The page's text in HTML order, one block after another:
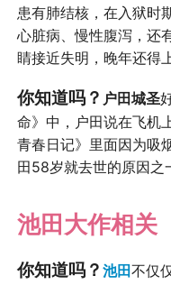
患有肺结核，在入狱时
心脏病、慢性腹泻，还
睛接近失明，晚年还得
你知道吗？ 户田城圣
命》中，户田说在飞机
青春日记》里面因为吸
田58岁就去世的原因之
池田大作相关
你知道吗？池田不仅